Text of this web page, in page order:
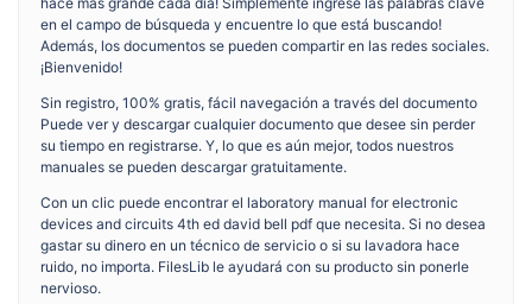
en el campo de búsqueda y encuentre lo que está buscando!
Además, los documentos se pueden compartir en las redes sociales.
¡Bienvenido!
Sin registro, 100% gratis, fácil navegación a través del documento
Puede ver y descargar cualquier documento que desee sin perder
su tiempo en registrarse. Y, lo que es aún mejor, todos nuestros
manuales se pueden descargar gratuitamente.
Con un clic puede encontrar el laboratory manual for electronic
devices and circuits 4th ed david bell pdf que necesita. Si no desea
gastar su dinero en un técnico de servicio o si su lavadora hace
ruido, no importa. FilesLib le ayudará con su producto sin ponerle
nervioso.